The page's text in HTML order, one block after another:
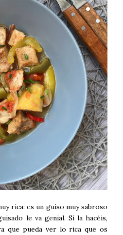
rica: es un guiso muy sabroso
le va genial. Si la hacéis,
que pueda ver lo rica que os